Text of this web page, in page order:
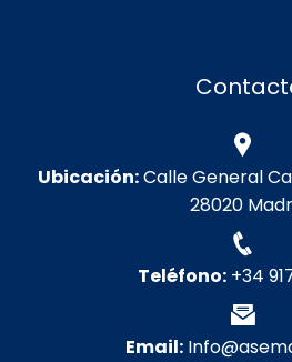
Ubicación:Calle General
28020
Teléfono:+34
Email: